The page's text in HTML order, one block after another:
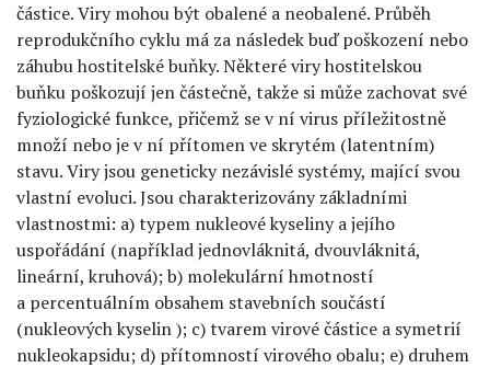
částice. Viry mohou být obalené a neobalené. Průběh
reprodukčního cyklu má za následek buď poškození nebo
záhubu hostitelské buňky. Některé viry hostitelskou
buňku poškozují jen částečně, takže si může zachovat své
fyziologické funkce, přičemž se v ní virus příležitostně
množí nebo je v ní přítomen ve skrytém (latentním)
stavu. Viry jsou geneticky nezávislé systémy, mající svou
vlastní evoluci. Jsou charakterizovány základními
vlastnostmi: a) typem nukleové kyseliny a jejího
uspořádání (například jednovláknitá, dvouvláknitá,
lineární, kruhová); b) molekulární hmotností
a percentuálním obsahem stavebních součástí
(nukleových kyselin ); c) tvarem virové částice a symetrií
nukleokapsidu; d) přítomností virového obalu; e) druhem